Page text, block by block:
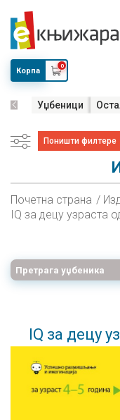
Корпа
0
Уџбеници
Поништи филтере
Почетна страна
Претрага уџбеника
IQ за децу